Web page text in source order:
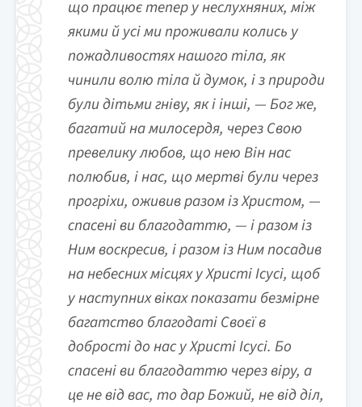
що працює тепер у неслухняних, між
якими й усі ми проживали колись у
пожадливостях нашого тіла, як
чинили волю тіла й думок, і з природи
були дітьми гніву, як і інші, — Бог же,
багатий на милосердя, через Свою
превелику любов, що нею Він нас
полюбив, і нас, що мертві були через
прогріхи, оживив разом із Христом, —
спасені ви благодаттю, — і разом із
Ним воскресив, і разом із Ним посадив
на небесних місцях у Христі Ісусі, щоб
у наступних віках показати безмірне
багатство благодаті Своєї в
добрості до нас у Христі Ісусі. Бо
спасені ви благодаттю через віру, а
це не від вас, то дар Божий, не від діл,